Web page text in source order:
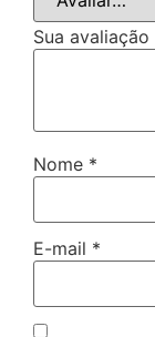
Sua
Nome *
E-mail *